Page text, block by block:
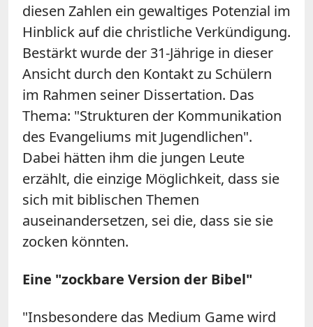
diesen Zahlen ein gewaltiges Potenzial im
Hinblick auf die christliche Verkündigung.
Bestärkt wurde der 31-Jährige in dieser
Ansicht durch den Kontakt zu Schülern
im Rahmen seiner Dissertation. Das
Thema: "Strukturen der Kommunikation
des Evangeliums mit Jugendlichen".
Dabei hätten ihm die jungen Leute
erzählt, die einzige Möglichkeit, dass sie
sich mit biblischen Themen
auseinandersetzen, sei die, dass sie sie
zocken könnten.
Eine "zockbare Version der Bibel"
"Insbesondere das Medium Game wird